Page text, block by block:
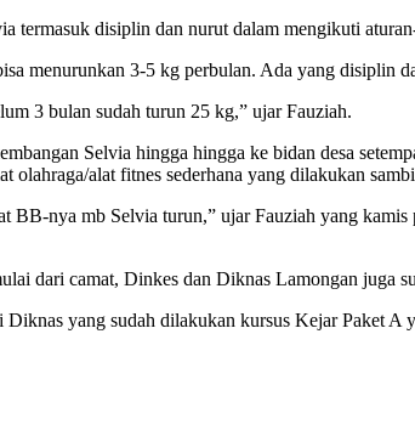
termasuk disiplin dan nurut dalam mengikuti
menurunkan 3-5 kg perbulan. Ada yang disiplin
3 bulan sudah turun 25 kg,” ujar Fauziah.
Selvia hingga hingga ke bidan desa
olahraga/alat fitnes sederhana yang dilakukan
BB-nya mb Selvia turun,” ujar Fauziah yang
dari camat, Dinkes dan Diknas Lamongan juga
yang sudah dilakukan kursus Kejar Paket A